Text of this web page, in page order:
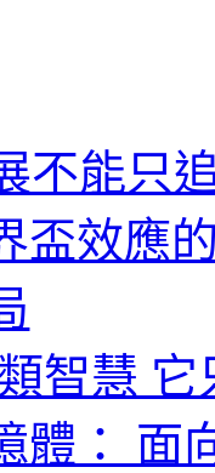
不能只
盃效應
智慧
體： 面